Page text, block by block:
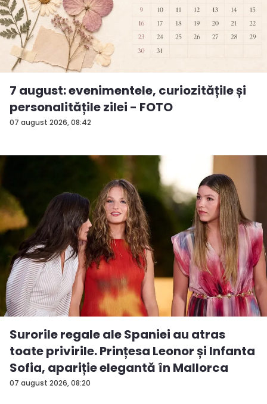
07 august 2026, 08:42
7 august: evenimentele, curiozitățile și
personalitățile zilei - FOTO
07 august 2026, 08:20
Surorile regale ale Spaniei au atras
toate privirile. Prințesa Leonor și Infanta
Sofia, apariție elegantă în Mallorca